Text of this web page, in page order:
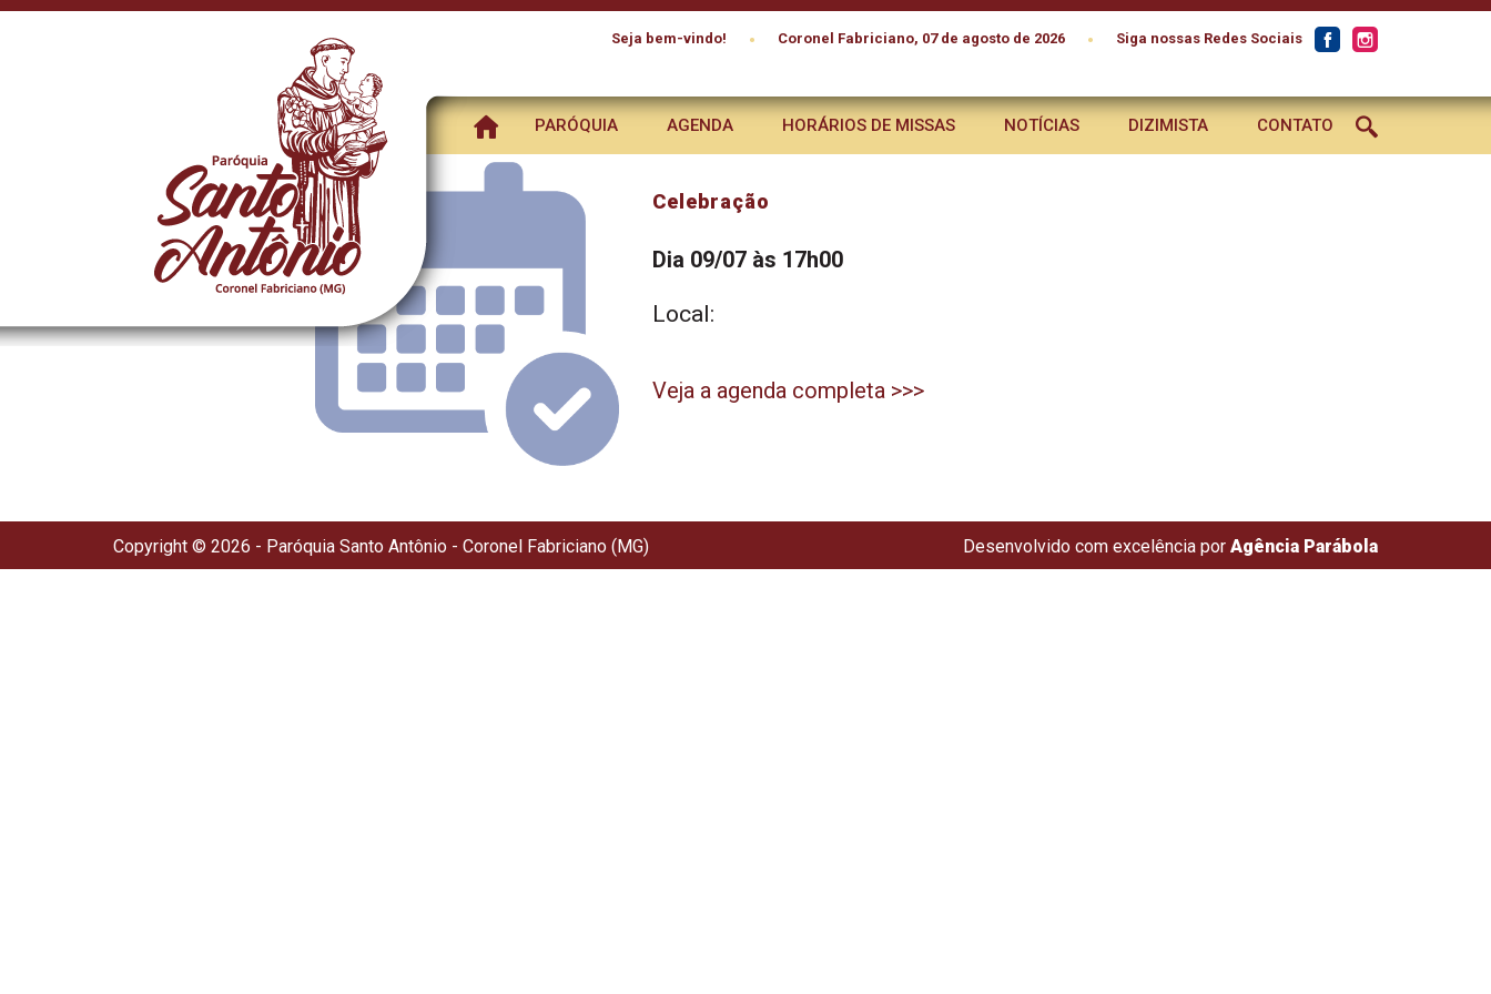
Seja bem-vindo! • Coronel Fabriciano, 07 de agosto de 2026 • Siga nossas Redes Sociais
PARÓQUIA AGENDA HORÁRIOS DE MISSAS NOTÍCIAS DIZIMISTA CONTATO
Celebração
Dia 09/07 às 17h00
Local:
Veja a agenda completa >>>
Copyright © 2026 - Paróquia Santo Antônio - Coronel Fabriciano (MG) Desenvolvido com excelência por Agência Parábola